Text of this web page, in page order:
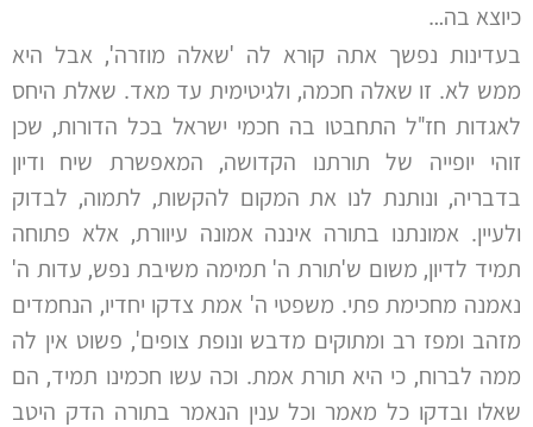
כיוצא בה…
בעדינות נפשך אתה קורא לה 'שאלה מוזרה', אבל היא
ממש לא. זו שאלה חכמה, ולגיטימית עד מאד. שאלת היחס
לאגדות חז"ל התחבטו בה חכמי ישראל בכל הדורות, שכן
זוהי יופייה של תורתנו הקדושה, המאפשרת שיח ודיון
בדבריה, ונותנת לנו את המקום להקשות, לתמוה, לבדוק
ולעיין. אמונתנו בתורה איננה אמונה עיוורת, אלא פתוחה
תמיד לדיון, משום ש'תורת ה' תמימה משיבת נפש, עדות ה'
נאמנה מחכימת פתי. משפטי ה' אמת צדקו יחדיו, הנחמדים
מזהב ומפז רב ומתוקים מדבש ונופת צופים', פשוט אין לה
ממה לברוח, כי היא תורת אמת. וכה עשו חכמינו תמיד, הם
שאלו ובדקו כל מאמר וכל ענין הנאמר בתורה הדק היטב